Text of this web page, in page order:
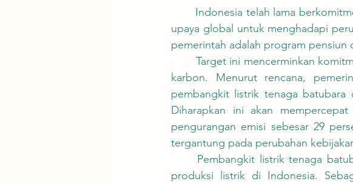
upaya global untuk menghadapi
pemerintah adalah program
karbon. Menurut rencana,
pembangkit listrik tenaga batubara
Diharapkan ini akan
pengurangan emisi sebesar 29
tergantung pada perubahan
produksi listrik di Indonesia.